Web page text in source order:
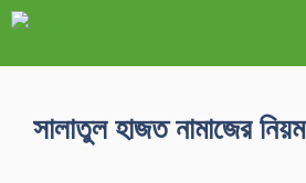
সালাতুল হাজত নামাজের নিয়ম